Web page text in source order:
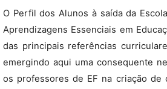
O Perfil dos Alunos à saída da
Aprendizagens Essenciais em
das principais referências
emergindo aqui uma consequente
os professores de EF na criação de